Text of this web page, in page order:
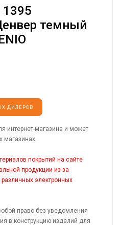
1395
темный
ДИЛЕРОВ
интернет-магазина и может
магазинах.
покрытий на сайте
продукции из-за
электронных
право без уведомления
в конструкцию изделий для